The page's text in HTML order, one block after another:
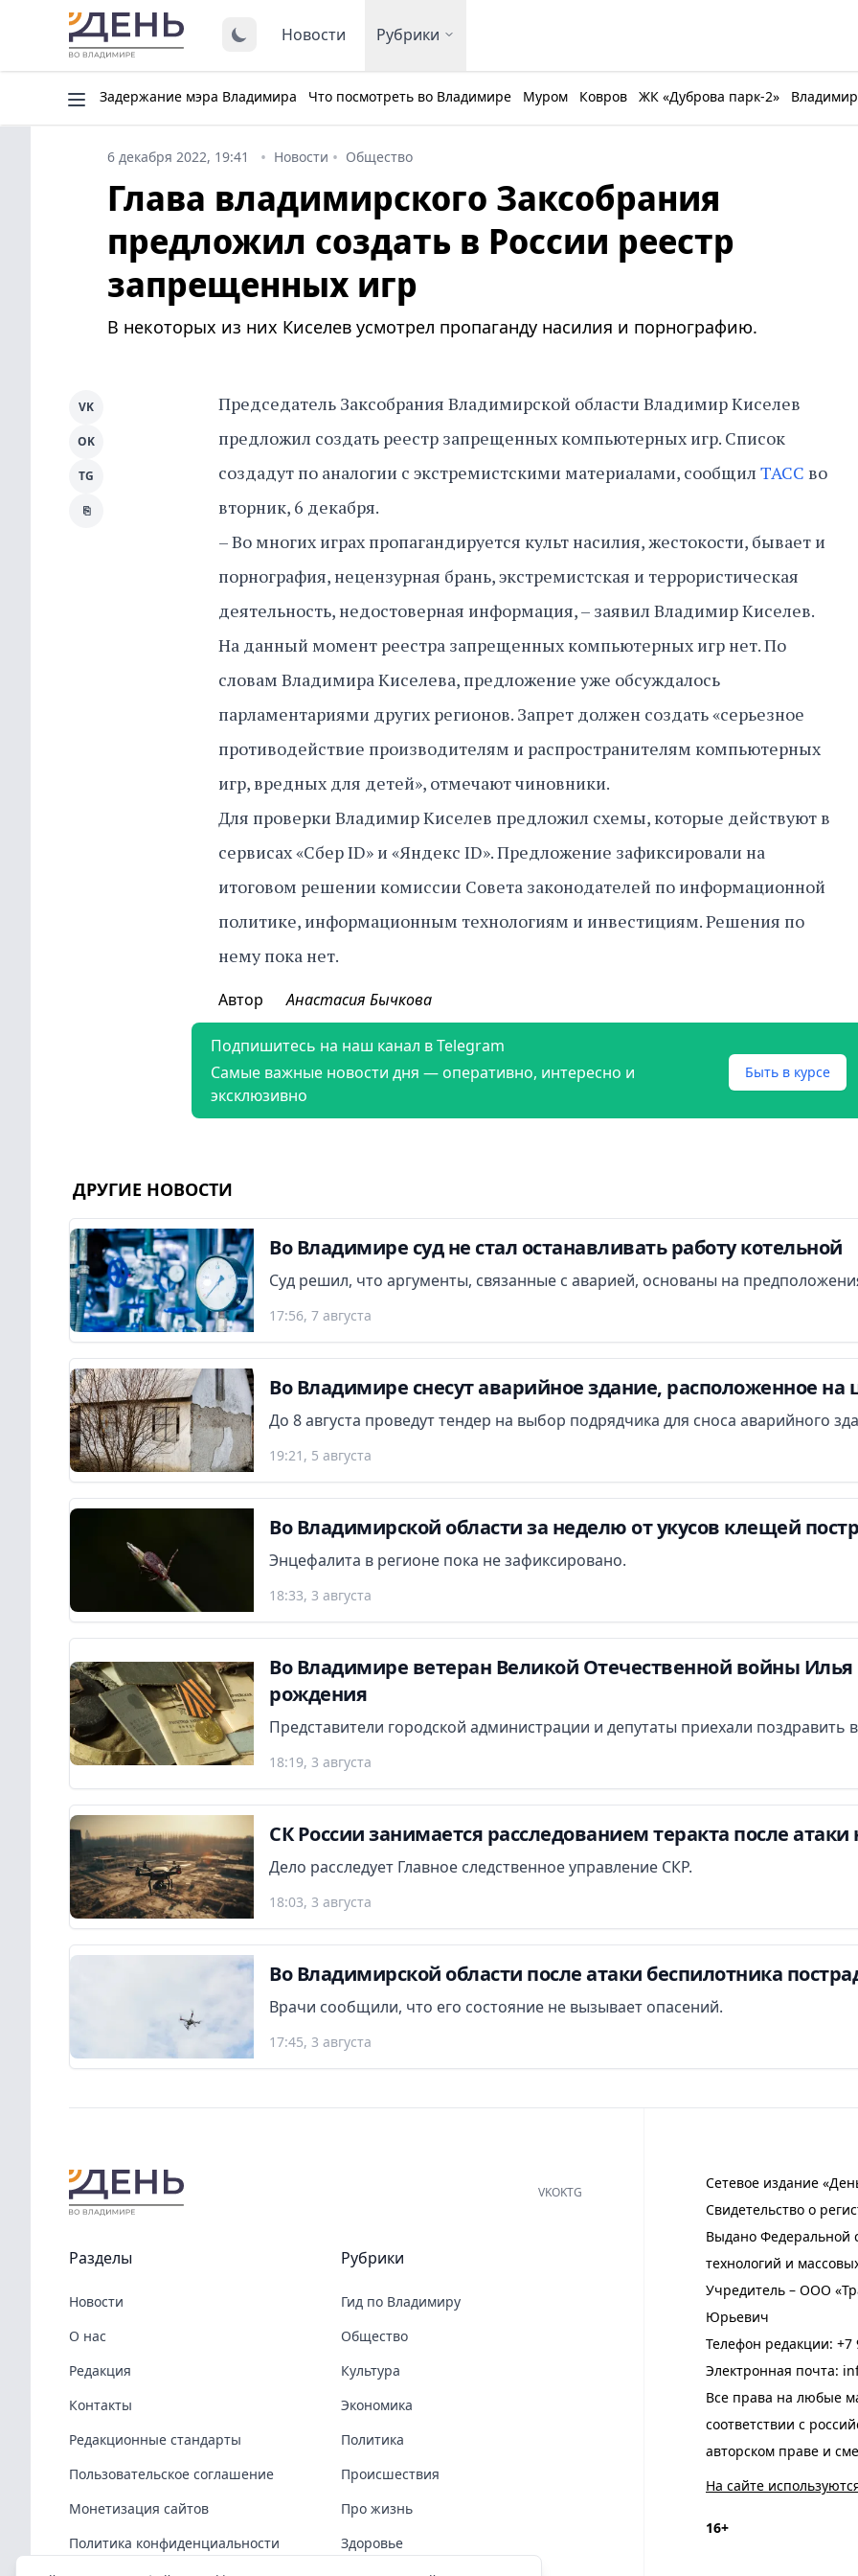
Новости Рубрики
Задержание мэра Владимира Что посмотреть во Владимире Муром Ковров ЖК «Дуброва парк-2»
6 декабря 2022, 19:41 Новости Общество
Глава владимирского Заксобрания
предложил создать в России реестр
запрещенных игр
В некоторых из них Киселев усмотрел пропаганду насилия и порнографию.
Председатель Заксобрания Владимирской области Владимир Киселев
предложил создать реестр запрещенных компьютерных игр. Список
создадут по аналогии с экстремистскими материалами, сообщил ТАСС во
вторник, 6 декабря.
– Во многих играх пропагандируется культ насилия, жестокости, бывает и
порнография, нецензурная брань, экстремистская и террористическая
деятельность, недостоверная информация, – заявил Владимир Киселев.
На данный момент реестра запрещенных компьютерных игр нет. По
словам Владимира Киселева, предложение уже обсуждалось
парламентариями других регионов. Запрет должен создать «серьезное
противодействие производителям и распространителям компьютерных
игр, вредных для детей», отмечают чиновники.
Для проверки Владимир Киселев предложил схемы, которые действуют в
сервисах «Сбер ID» и «Яндекс ID». Предложение зафиксировали на
итоговом решении комиссии Совета законодателей по информационной
политике, информационным технологиям и инвестициям. Решения по
нему пока нет.
VK
OK
TG
⎘
Автор Анастасия Бычкова
Подпишитесь на наш канал в Telegram
Самые важные новости дня — оперативно, интересно и
эксклюзивно
Быть в курсе
ДРУГИЕ НОВОСТИ
Во Владимире суд не стал останавливать работу котельной
Суд решил, что аргументы, связанные с аварией, основаны на
17:56, 7 августа
Во Владимире снесут аварийное здание, расположенное на
До 8 августа проведут тендер на выбор подрядчика для сноса аварийного
19:21, 5 августа
Во Владимирской области за неделю от укусов клещей
Энцефалита в регионе пока не зафиксировано.
18:33, 3 августа
Во Владимире ветеран Великой Отечественной войны
рождения
Представители городской администрации и депутаты приехали поздравить
18:19, 3 августа
СК России занимается расследованием теракта после
Дело расследует Главное следственное управление СКР.
18:03, 3 августа
Во Владимирской области после атаки беспилотника
Врачи сообщили, что его состояние не вызывает опасений.
17:45, 3 августа
Сетевое издание
Свидетельство о
Выдано Федеральной
технологий и
Учредитель – ООО
Юрьевич
Телефон редакции: +7
Электронная почта:
Все права на любые
соответствии с
авторском праве и
На сайте
16+
VKOKTG
Разделы
Новости
О нас
Редакция
Контакты
Редакционные стандарты
Пользовательское соглашение
Монетизация сайтов
Политика конфиденциальности
Рубрики
Гид по Владимиру
Общество
Культура
Экономика
Политика
Происшествия
Про жизнь
Здоровье